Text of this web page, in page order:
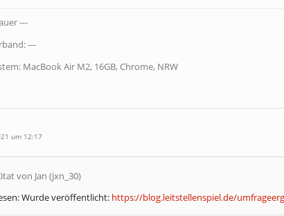
---
---
MacBook Air M2, 16GB, Chrome, NRW
um 12:17
von Jan (jxn_30)
Wurde veröffentlicht: https://blog.leitstellenspiel.de/